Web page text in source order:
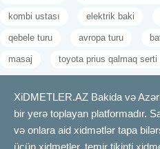
kombi ustası elektrik baki
qebele turu avropa turu
masaj toyota prius qalmaq serti
XiDMETLER.AZ Bakida və
bir yerə toplayan platformadır.
və onlara aid xidmətlər tapa